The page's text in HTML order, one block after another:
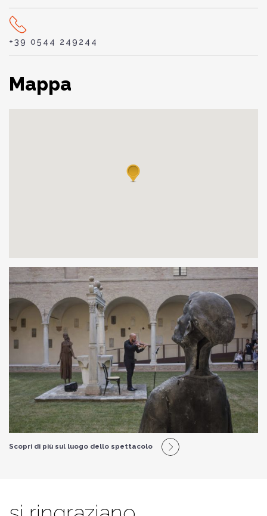
+39 0544 249244
Mappa
Scopri di più sul luogo dello spettacolo